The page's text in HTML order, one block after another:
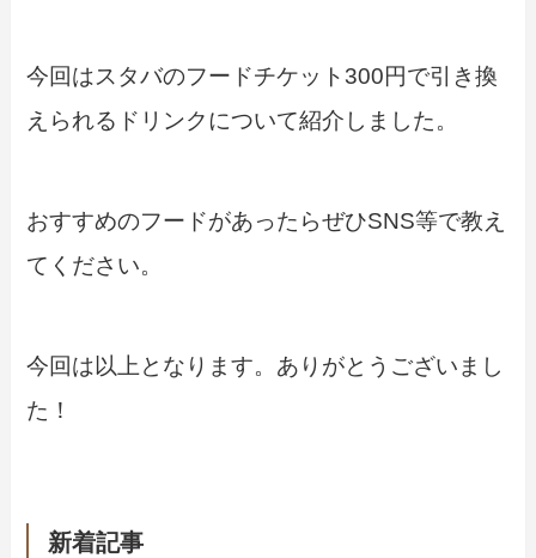
今回はスタバのフードチケット300円で引き換
えられるドリンクについて紹介しました。
おすすめのフードがあったらぜひSNS等で教え
てください。
今回は以上となります。ありがとうございまし
た！
新着記事